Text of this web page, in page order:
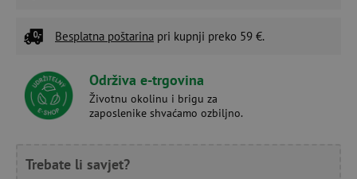
Besplatna poštarina pri kupnji preko 59 €.
Održiva e-trgovina
Životnu okolinu i brigu za
zaposlenike shvaćamo ozbiljno.
Trebate li savjet?